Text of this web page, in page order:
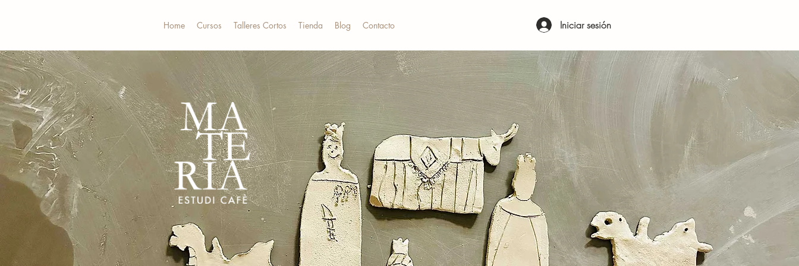
Home Cursos Talleres Cortos Tienda Blog Contacto Iniciar sesión